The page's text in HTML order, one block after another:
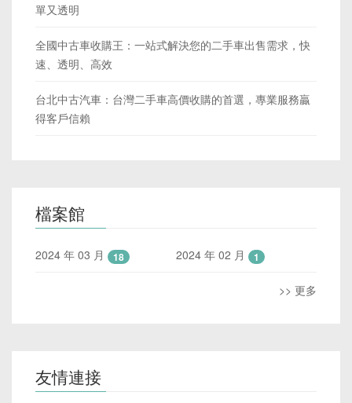
單又透明
全國中古車收購王：一站式解決您的二手車出售需求，快
速、透明、高效
台北中古汽車：台灣二手車高價收購的首選，專業服務贏
得客戶信賴
檔案館
2024 年 03 月 18 2024 年 02 月 1
>> 更多
友情連接